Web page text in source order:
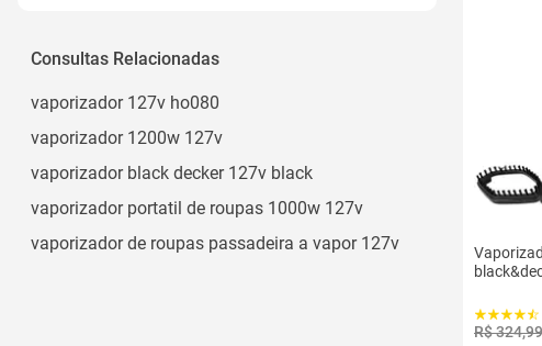
Bivolt
Consultas Relacionadas
vaporizador 127v ho080
vaporizador 1200w 127v
vaporizador black decker 127v black
vaporizador portatil de roupas 1000w 127v
vaporizador de roupas passadeira a vapor 127v
R$ 324,99